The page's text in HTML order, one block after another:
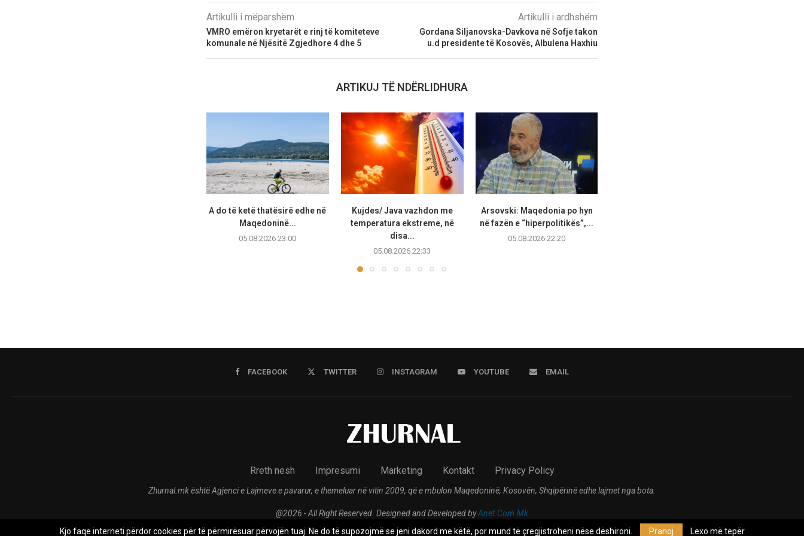
Artikulli i mëparshëm
VMRO emëron kryetarët e rinj të komiteteve
komunale në Njësitë Zgjedhore 4 dhe 5
Artikulli i ardhshëm
Gordana Siljanovska-Davkova në Sofje takon
u.d presidente të Kosovës, Albulena Haxhiu
ARTIKUJ TË NDËRLIDHURA
A do të ketë thatësirë edhe në
Maqedoninë...
05.08.2026 23:00
Kujdes/ Java vazhdon me
temperatura ekstreme, në
disa...
05.08.2026 22:33
Arsovski: Maqedonia po hyn
në fazën e “hiperpolitikës”,...
05.08.2026 22:20
FACEBOOK TWITTER INSTAGRAM YOUTUBE EMAIL
Rreth nesh Impresumi Marketing Kontakt Privacy Policy
Zhurnal.mk është Agjenci e Lajmeve e pavarur, e themeluar në vitin 2009, që e mbulon Maqedoninë, Kosovën, Shqipërinë edhe lajmet nga bota.
@2026 - All Right Reserved. Designed and Developed byAnet.Com.Mk
Kjo faqe interneti përdor cookies për të përmirësuar përvojën tuaj. Ne do të supozojmë se jeni dakord me këtë, por mund të çregjistroheni nëse dëshironi.
Pranoj Lexo më tepër